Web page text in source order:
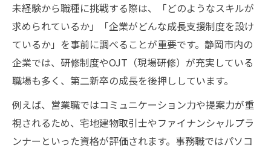
未経験から職種に挑戦する際は、「どのようなスキルが
求められているか」「企業がどんな成長支援制度を設け
ているか」を事前に調べることが重要です。静岡市内の
企業では、研修制度やOJT（現場研修）が充実している
職場も多く、第二新卒の成長を後押ししています。
例えば、営業職ではコミュニケーション力や提案力が重
視されるため、宅地建物取引士やファイナンシャルプラ
ンナーといった資格が評価されます。事務職ではパソコ